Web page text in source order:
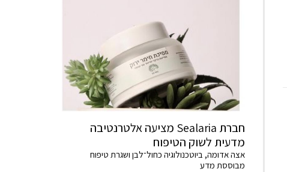
חברת Sealaria מציעה אלטרנטיבה
מדעית לשוק הטיפוח
אצה אדומה, ביוטכנולוגיה כחול־לבן ושגרת טיפוח
מבוססת מדע